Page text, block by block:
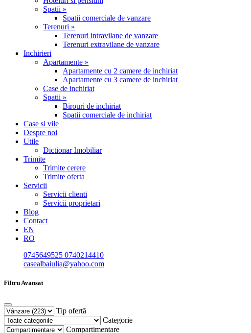
Spatii »
Spatii comerciale de vanzare
Terenuri »
Terenuri intravilane de vanzare
Terenuri extravilane de vanzare
Inchirieri
Apartamente »
Apartamente cu 2 camere de inchiriat
Apartamente cu 3 camere de inchiriat
Case de inchiriat
Spatii »
Birouri de inchiriat
Spatii comerciale de inchiriat
Case si vile
Despre noi
Utile
Dictionar Imobiliar
Trimite
Trimite cerere
Trimite oferta
Servicii
Servicii clienti
Servicii proprietari
Blog
Contact
EN
RO
0745649525 0740214410
casealbaiulia@yahoo.com
Filtru Avansat
Tip ofertă
Categorie
Compartimentare